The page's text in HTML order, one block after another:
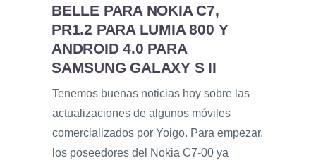
BELLE PARA NOKIA C7,
PR1.2 PARA LUMIA 800 Y
ANDROID 4.0 PARA
SAMSUNG GALAXY S II
Tenemos buenas noticias hoy sobre las
actualizaciones de algunos móviles
comercializados por Yoigo. Para empezar,
los poseedores del Nokia C7-00 ya